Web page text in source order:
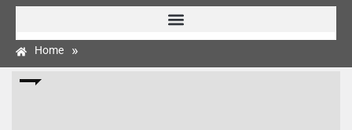
Home »